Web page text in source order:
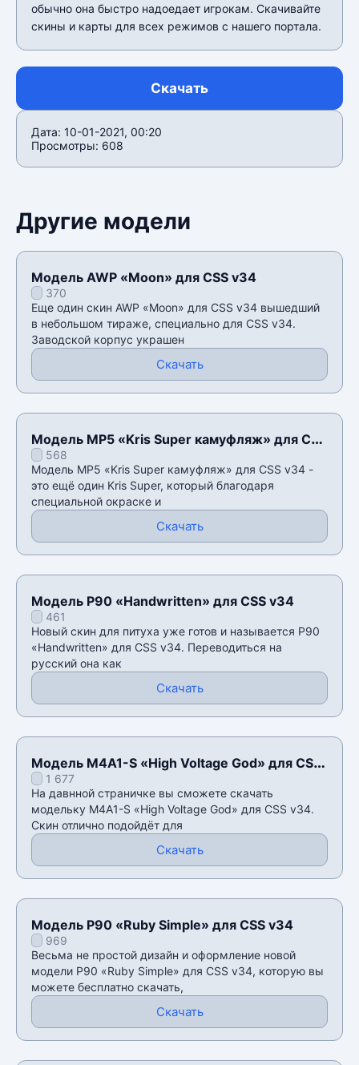
обычно она быстро надоедает игрокам. Скачивайте
скины и карты для всех режимов с нашего портала.
Скачать
Дата: 10-01-2021, 00:20
Просмотры: 608
Другие модели
Модель AWP «Moon» для CSS v34
370
Еще один скин AWP «Moon» для CSS v34 вышедший
в небольшом тираже, специально для CSS v34.
Заводской корпус украшен
Скачать
Модель MP5 «Kris Super камуфляж» для CSS
v34568
Модель MP5 «Kris Super камуфляж» для CSS v34 -
это ещё один Kris Super, который благодаря
специальной окраске и
Скачать
Модель P90 «Handwritten» для CSS v34
461
Новый скин для питуха уже готов и называется P90
«Handwritten» для CSS v34. Переводиться на
русский она как
Скачать
Модель M4A1-S «High Voltage God» для CSS
v341 677
На давнной страничке вы сможете скачать
модельку M4A1-S «High Voltage God» для CSS v34.
Скин отлично подойдёт для
Скачать
Модель P90 «Ruby Simple» для CSS v34
969
Весьма не простой дизайн и оформление новой
модели P90 «Ruby Simple» для CSS v34, которую вы
можете бесплатно скачать,
Скачать